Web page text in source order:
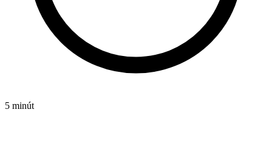
5 minút